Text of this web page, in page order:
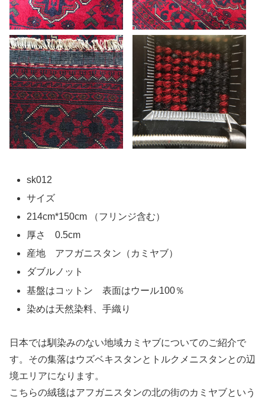
sk012
サイズ
214cm*150cm （フリンジ含む）
厚さ 0.5cm
産地 アフガニスタン（カミヤブ）
ダブルノット
基盤はコットン 表面はウール100％
染めは天然染料、手織り
日本では馴染みのない地域カミヤブについてのご紹介で
す。その集落はウズベキスタンとトルクメニスタンとの辺
境エリアになります。
こちらの絨毯はアフガニスタンの北の街のカミヤブという